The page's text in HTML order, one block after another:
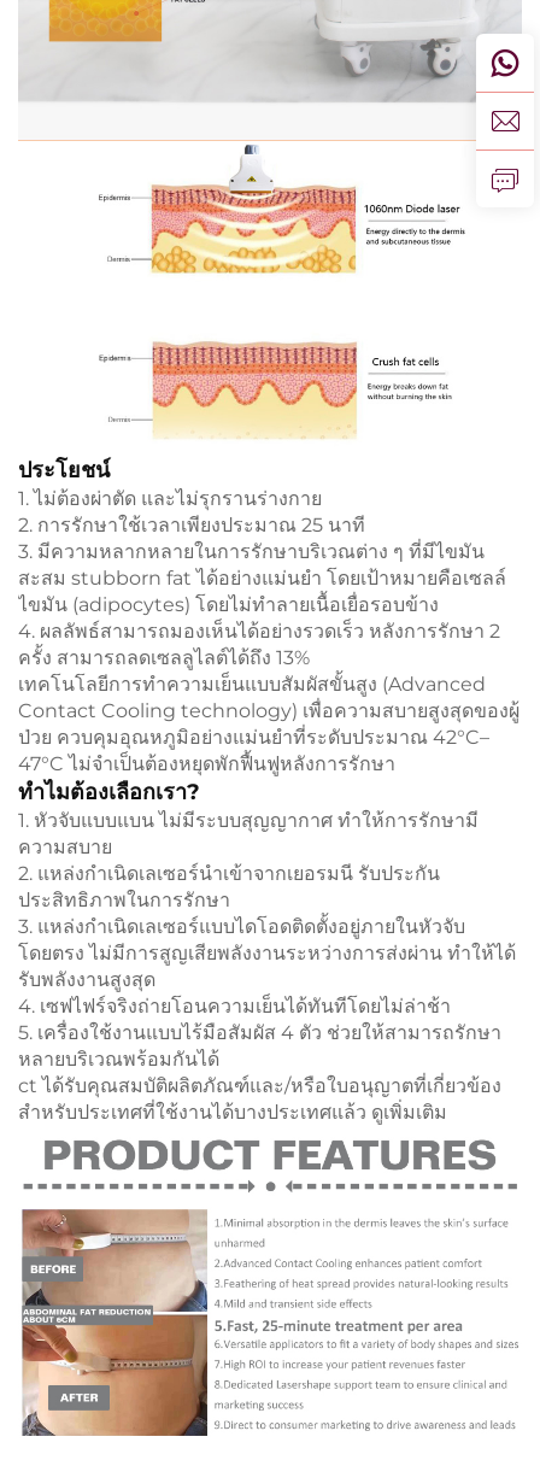
ประโยชน์
1. ไม่ต้องผ่าตัด และไม่รุกรานร่างกาย
2. การรักษาใช้เวลาเพียงประมาณ 25 นาที
3. มีความหลากหลายในการรักษาบริเวณต่าง ๆ ที่มีไขมัน
สะสม stubborn fat ได้อย่างแม่นยำ โดยเป้าหมายคือเซลล์
ไขมัน (adipocytes) โดยไม่ทำลายเนื้อเยื่อรอบข้าง
4. ผลลัพธ์สามารถมองเห็นได้อย่างรวดเร็ว หลังการรักษา 2
ครั้ง สามารถลดเซลลูไลต์ได้ถึง 13%
เทคโนโลยีการทำความเย็นแบบสัมผัสขั้นสูง (Advanced
Contact Cooling technology) เพื่อความสบายสูงสุดของผู้
ป่วย ควบคุมอุณหภูมิอย่างแม่นยำที่ระดับประมาณ 42°C–
47°C ไม่จำเป็นต้องหยุดพักฟื้นฟูหลังการรักษา
ทำไมต้องเลือกเรา?
1. หัวจับแบบแบน ไม่มีระบบสุญญากาศ ทำให้การรักษามี
ความสบาย
2. แหล่งกำเนิดเลเซอร์นำเข้าจากเยอรมนี รับประกัน
ประสิทธิภาพในการรักษา
3. แหล่งกำเนิดเลเซอร์แบบไดโอดติดตั้งอยู่ภายในหัวจับ
โดยตรง ไม่มีการสูญเสียพลังงานระหว่างการส่งผ่าน ทำให้ได้
รับพลังงานสูงสุด
4. เซฟไฟร์จริงถ่ายโอนความเย็นได้ทันทีโดยไม่ล่าช้า
5. เครื่องใช้งานแบบไร้มือสัมผัส 4 ตัว ช่วยให้สามารถรักษา
หลายบริเวณพร้อมกันได้
ct ได้รับคุณสมบัติผลิตภัณฑ์และ/หรือใบอนุญาตที่เกี่ยวข้อง
สำหรับประเทศที่ใช้งานได้บางประเทศแล้ว ดูเพิ่มเติม